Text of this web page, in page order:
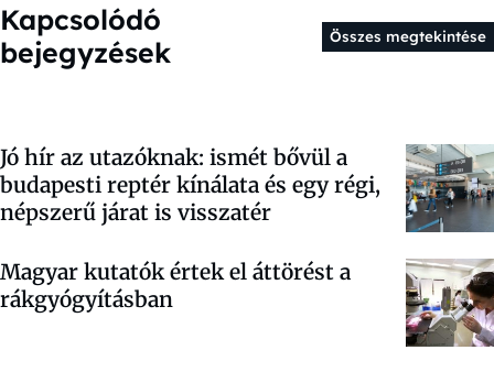
Kapcsolódó
bejegyzések
Összes megtekintése
Jó hír az utazóknak: ismét bővül a
budapesti reptér kínálata és egy régi,
népszerű járat is visszatér
Magyar kutatók értek el áttörést a
rákgyógyításban